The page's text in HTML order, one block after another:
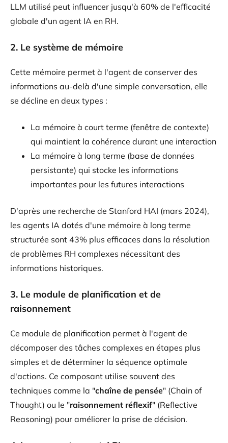
LLM utilisé peut influencer jusqu'à 60% de l'efficacité
globale d'un agent IA en RH.
2. Le système de mémoire
Cette mémoire permet à l'agent de conserver des
informations au-delà d'une simple conversation, elle
se décline en deux types :
La mémoire à court terme (fenêtre de contexte)
qui maintient la cohérence durant une interaction
La mémoire à long terme (base de données
persistante) qui stocke les informations
importantes pour les futures interactions
D'après une recherche de Stanford HAI (mars 2024),
les agents IA dotés d'une mémoire à long terme
structurée sont 43% plus efficaces dans la résolution
de problèmes RH complexes nécessitant des
informations historiques.
3. Le module de planification et de
raisonnement
Ce module de planification permet à l'agent de
décomposer des tâches complexes en étapes plus
simples et de déterminer la séquence optimale
d'actions. Ce composant utilise souvent des
techniques comme la "chaîne de pensée" (Chain of
Thought) ou le "raisonnement réflexif" (Reflective
Reasoning) pour améliorer la prise de décision.